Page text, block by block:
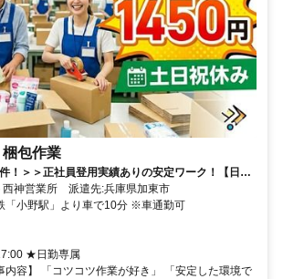
梱包作業
！＞＞正社員登用実績ありの安定ワーク！【日用
1450円
西神営業所 派遣先:兵庫県加東市
「小野駅」より車で10分 ※車通勤可
★日勤専属
内容】 「コツコツ作業が好き」 「安定した環境で